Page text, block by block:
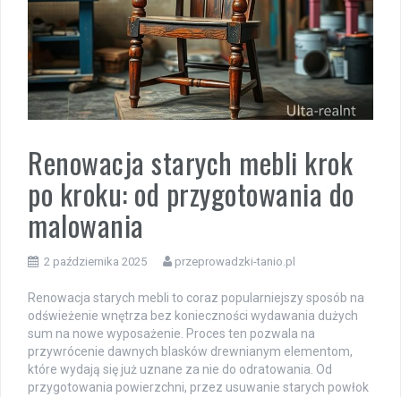
Renowacja starych mebli krok
po kroku: od przygotowania do
malowania
2 października 2025 przeprowadzki-tanio.pl
Renowacja starych mebli to coraz popularniejszy sposób na
odświeżenie wnętrza bez konieczności wydawania dużych
sum na nowe wyposażenie. Proces ten pozwala na
przywrócenie dawnych blasków drewnianym elementom,
które wydają się już uznane za nie do odratowania. Od
przygotowania powierzchni, przez usuwanie starych powłok